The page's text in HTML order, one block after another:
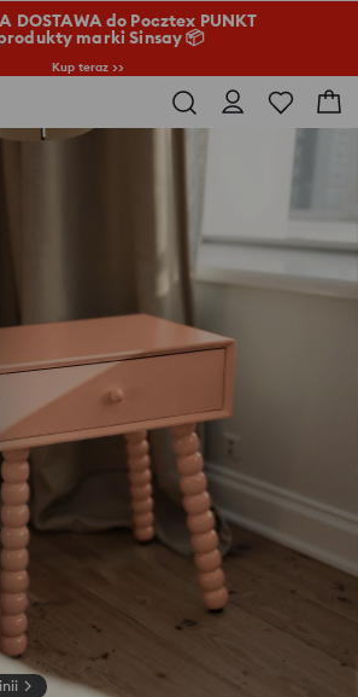
DOSTAWA do Pocztex PUNKT
marki Sinsay 📦
Kup teraz >>